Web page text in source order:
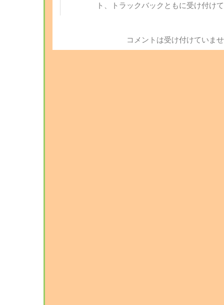
ト、トラックバックともに受け付け
コメントは受け付けていま